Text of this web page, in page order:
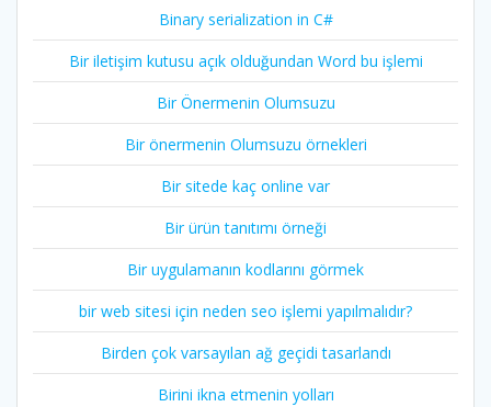
Binary serialization in C#
Bir iletişim kutusu açık olduğundan Word bu işlemi
Bir Önermenin Olumsuzu
Bir önermenin Olumsuzu örnekleri
Bir sitede kaç online var
Bir ürün tanıtımı örneği
Bir uygulamanın kodlarını görmek
bir web sitesi için neden seo işlemi yapılmalıdır?
Birden çok varsayılan ağ geçidi tasarlandı
Birini ikna etmenin yolları